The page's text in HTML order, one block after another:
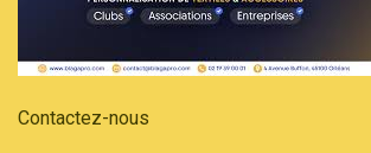
Contactez-nous